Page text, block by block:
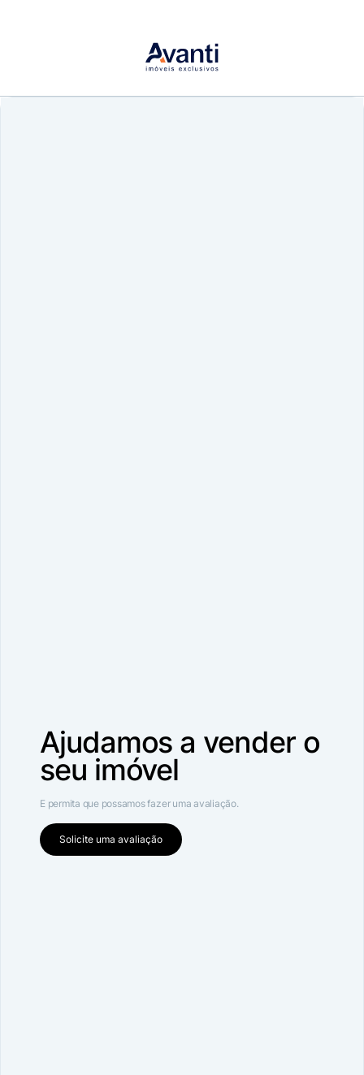
Ajudamos a vender o
seu imóvel
E permita que possamos fazer uma avaliação.
Solicite uma avaliação